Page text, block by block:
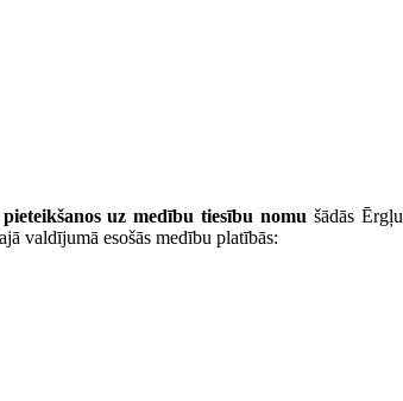
uz medību tiesību nomušādās Ērgļu
valdījumā esošās medību platībās: